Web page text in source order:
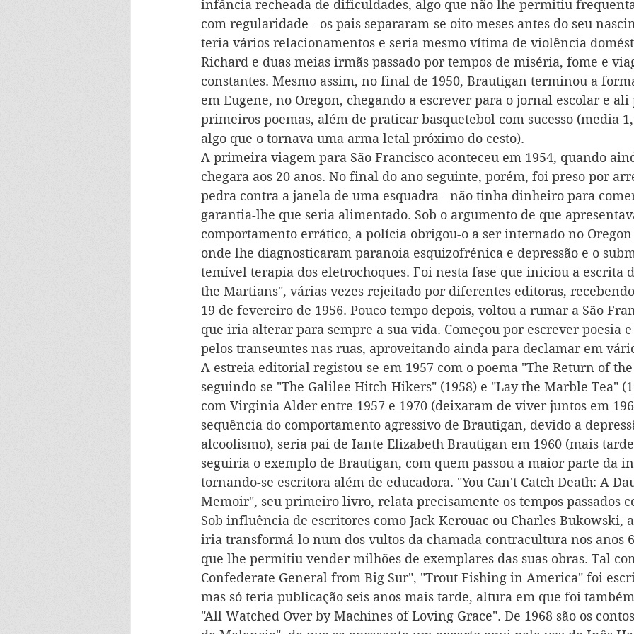
infância recheada de dificuldades, algo que não lhe permitiu
com regularidade - os pais separaram-se oito meses antes do seu
teria vários relacionamentos e seria mesmo vítima de violência
Richard e duas meias irmãs passado por tempos de miséria, fome e
constantes. Mesmo assim, no final de 1950, Brautigan terminou a
em Eugene, no Oregon, chegando a escrever para o jornal escolar e
primeiros poemas, além de praticar basquetebol com sucesso (media
algo que o tornava uma arma letal próximo do cesto).
A primeira viagem para São Francisco aconteceu em 1954, quando
chegara aos 20 anos. No final do ano seguinte, porém, foi preso por
pedra contra a janela de uma esquadra - não tinha dinheiro para
garantia-lhe que seria alimentado. Sob o argumento de que
comportamento errático, a polícia obrigou-o a ser internado no
onde lhe diagnosticaram paranoia esquizofrénica e depressão e o
temível terapia dos eletrochoques. Foi nesta fase que iniciou a escrita
the Martians", várias vezes rejeitado por diferentes editoras,
19 de fevereiro de 1956. Pouco tempo depois, voltou a rumar a São
que iria alterar para sempre a sua vida. Começou por escrever poesia
pelos transeuntes nas ruas, aproveitando ainda para declamar em
A estreia editorial registou-se em 1957 com o poema "The Return of
seguindo-se "The Galilee Hitch-Hikers" (1958) e "Lay the Marble Tea"
com Virginia Alder entre 1957 e 1970 (deixaram de viver juntos em
sequência do comportamento agressivo de Brautigan, devido a
alcoolismo), seria pai de Iante Elizabeth Brautigan em 1960 (mais
seguiria o exemplo de Brautigan, com quem passou a maior parte da
tornando-se escritora além de educadora. "You Can't Catch Death: A
Memoir", seu primeiro livro, relata precisamente os tempos passados
Sob influência de escritores como Jack Kerouac ou Charles Bukowski,
iria transformá-lo num dos vultos da chamada contracultura nos anos
que lhe permitiu vender milhões de exemplares das suas obras. Tal
Confederate General from Big Sur", "Trout Fishing in America" foi
mas só teria publicação seis anos mais tarde, altura em que foi
"All Watched Over by Machines of Loving Grace". De 1968 são os